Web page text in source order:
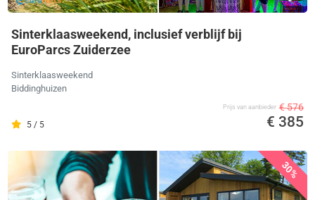
Sinterklaasweekend, inclusief verblijf bij
EuroParcs Zuiderzee
Sinterklaasweekend
Biddinghuizen
5 / 5
Prijs van aanbieder € 576
€ 385
30%